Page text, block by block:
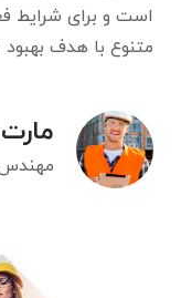
است و برای شرایط
متنوع با هدف بهبود